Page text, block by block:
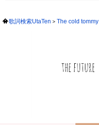
歌詞検索UtaTen The cold tommy